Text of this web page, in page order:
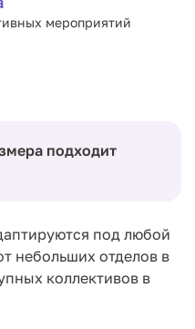
мероприятий
подходит
под любой
небольших отделов в
коллективов в